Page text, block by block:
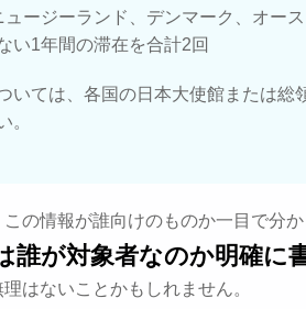
ュージーランド、デンマーク、オー
い1年間の滞在を合計2回
いては、各国の日本大使館または総
。
の情報が誰向けのものか一目で分か
誰が対象者なのか明確に
はないことかもしれません。